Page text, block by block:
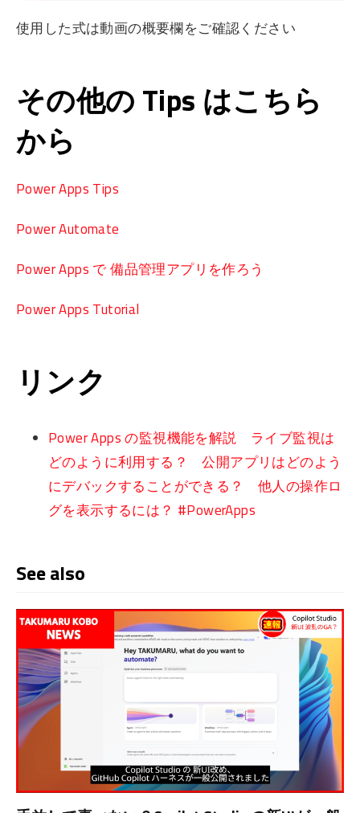
使用した式は動画の概要欄をご確認ください
その他の Tips はこちら
から
Power Apps Tips
Power Automate
Power Apps で 備品管理アプリを作ろう
Power Apps Tutorial
リンク
Power Apps の監視機能を解説 ライブ監視は
どのように利用する？ 公開アプリはどのよう
にデバックすることができる？ 他人の操作ロ
グを表示するには？ #PowerApps
See also